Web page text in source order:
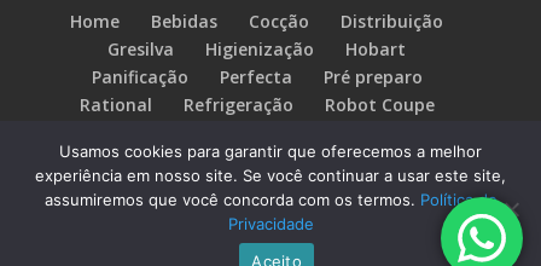
Home Bebidas Cocção
Distribuição
Gresilva
Higienização
Hobart
Panificação
Perfecta
Pré preparo
Rational
Refrigeração
Robot Coupe
© Direitos Reservados Rioday Equipamentos
Usamos cookies para garantir que oferecemos a melhor
experiência em nosso site. Se você continuar a usar este site,
assumiremos que você concorda com os termos. Política de
Privacidade
Aceito